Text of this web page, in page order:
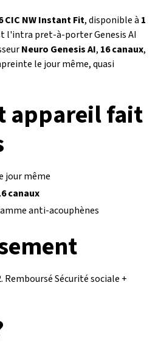
CIC NW Instant Fit, disponible à 1
l'intra pret-à-porter Genesis AI
Neuro Genesis AI, 16 canaux,
le jour même, quasi
appareil fait
jour même
canaux
anti-acouphènes
Remboursé Sécurité sociale +